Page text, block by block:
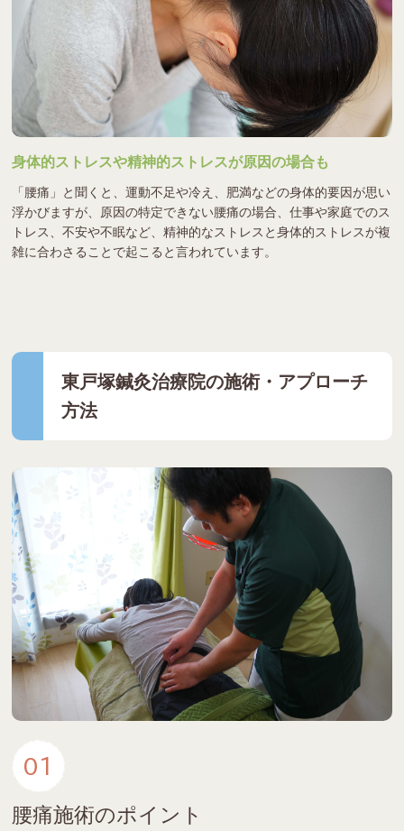
身体的ストレスや精神的ストレスが原因の場合も
「腰痛」と聞くと、運動不足や冷え、肥満などの身体的要因が思い
浮かびますが、原因の特定できない腰痛の場合、仕事や家庭でのス
トレス、不安や不眠など、精神的なストレスと身体的ストレスが複
雑に合わさることで起こると言われています。
東戸塚鍼灸治療院の施術・アプローチ
方法
01
腰痛施術のポイント